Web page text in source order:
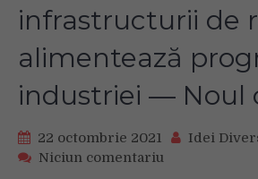
infrastructurii de
alimentează
industriei — Noul
22 octombrie 2021 Idei
Niciun comentariu